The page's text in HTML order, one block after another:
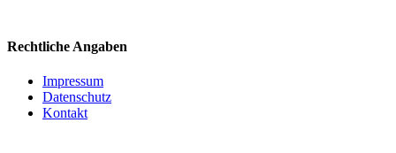
Rechtliche Angaben
Impressum
Datenschutz
Kontakt